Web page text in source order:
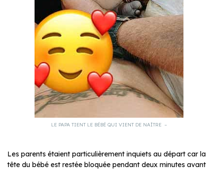
LE PAPA TIENT LE BÉBÉ QUI VIENT DE NAÎTRE –
Les parents étaient particulièrement inquiets au départ car la
tête du bébé est restée bloquée pendant deux minutes avant